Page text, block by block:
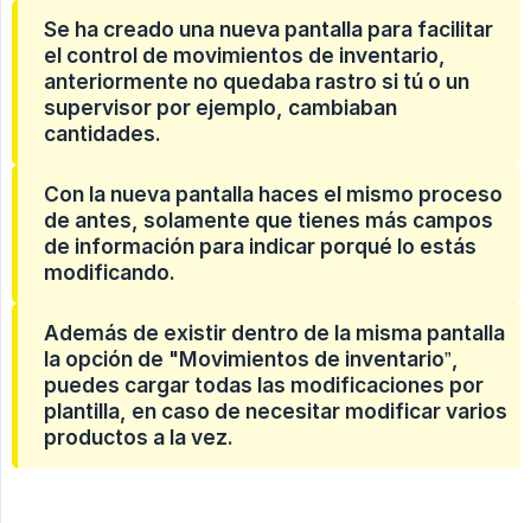
Se ha creado una nueva pantalla para facilitar
el control de movimientos de inventario,
anteriormente no quedaba rastro si tú o un
supervisor por ejemplo, cambiaban
cantidades.
Con la nueva pantalla haces el mismo proceso
de antes, solamente que tienes más campos
de información para indicar porqué lo estás
modificando.
Además de existir dentro de la misma pantalla
la opción de "Movimientos de inventario”,
puedes cargar todas las modificaciones por
plantilla, en caso de necesitar modificar varios
productos a la vez.